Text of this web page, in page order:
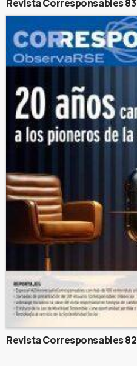
Revista Corresponsables 83
Revista Corresponsables 82